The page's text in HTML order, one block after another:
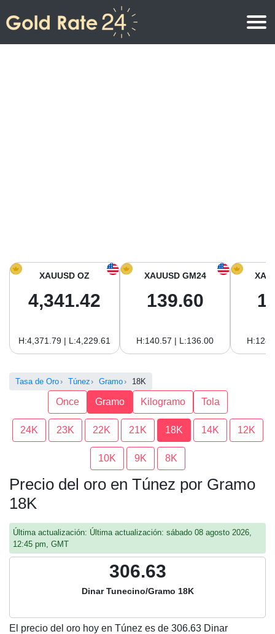
Precio del Oro hoy en América del sur
XAUUSD OZ
4,341.42
H:4,371.79 | L:4,229.61
XAUUSD GM24
139.60
H:140.57 | L:136.00
Tasa de Oro Túnez Gramo 18K
Once Gramo Kilogramo Tola
24K 23K 22K 21K 18K 14K 12K
10K 9K 8K
Precio del oro en Túnez por Gramo
18K
Última actualización: Última actualización: sábado 08 agosto 2026,
12:45 pm, GMT
306.63
Dinar Tunecino/Gramo 18K
El precio del oro hoy en Túnez es de 306.63 Dinar